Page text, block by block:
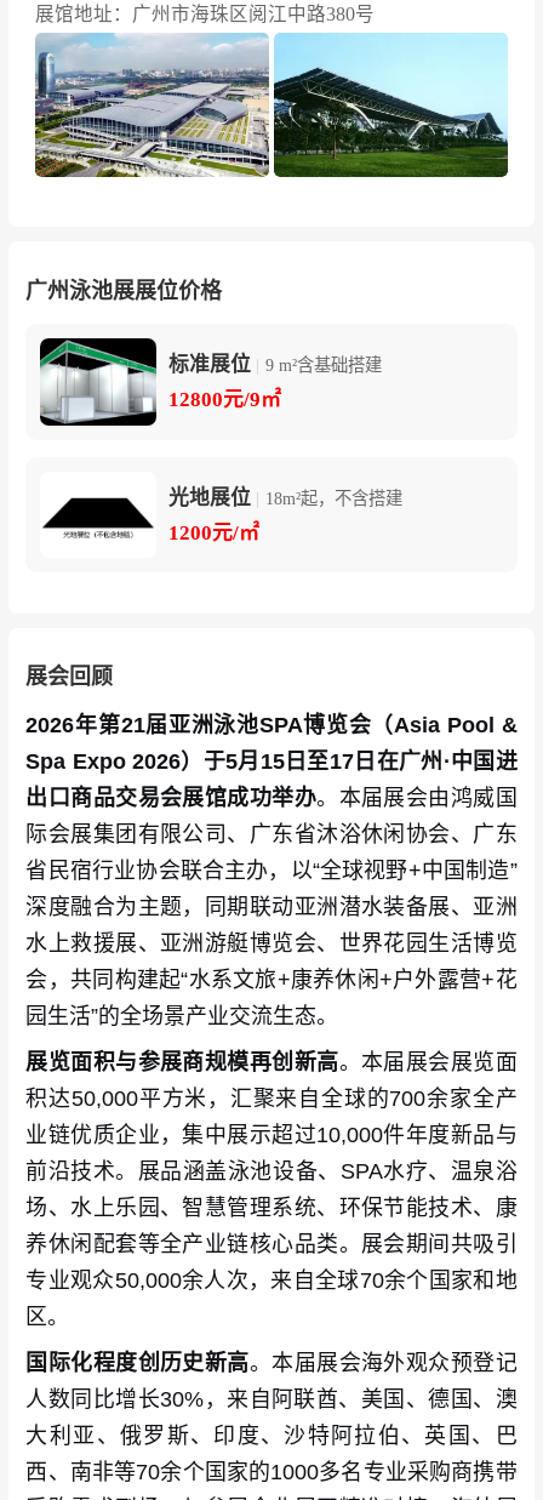
灯彩、莱格特、华信、沃菩、珠城、美康、浪
鲸、美池、沃科、奥利仕、特滤达、沃恩、新
创、伯纳、英瑞、格林泰科、尊禾、瀚涧、爱美
泰、北冰洋、博乐惠、雅华、汇斯顿、郑升、阿
法拉伐、水冠、浪霸、大环、伟韬、源越、瑞霖
国际品牌及海外展商：
C.、TREVI FABRICATION INC.、美国Pentair滨
特尔、美国HAYWARD亨沃、美国RHEEM瑞美、
DE、Aquarine、Crystal Blue Enterprises Inc.、B
ANBAS、爱得万（宁波）密封技术有限公司（美
展馆地址：广州市海珠区阅江中路380号
广州泳池展展位价格
标准展位 | 9 m²含基础搭建
12800元/9㎡
光地展位 | 18m²起，不含搭建
1200元/㎡
展会回顾
2026年第21届亚洲泳池SPA博览会（Asia Pool &
Spa Expo 2026）于5月15日至17日在广州·中国进
出口商品交易会展馆成功举办。本届展会由鸿威国
际会展集团有限公司、广东省沐浴休闲协会、广东
省民宿行业协会联合主办，以“全球视野+中国制造”
深度融合为主题，同期联动亚洲潜水装备展、亚洲
水上救援展、亚洲游艇博览会、世界花园生活博览
会，共同构建起“水系文旅+康养休闲+户外露营+花
园生活”的全场景产业交流生态。
展览面积与参展商规模再创新高。本届展会展览面
积达50,000平方米，汇聚来自全球的700余家全产
业链优质企业，集中展示超过10,000件年度新品与
前沿技术。展品涵盖泳池设备、SPA水疗、温泉浴
场、水上乐园、智慧管理系统、环保节能技术、康
养休闲配套等全产业链核心品类。展会期间共吸引
专业观众50,000余人次，来自全球70余个国家和地
区。
国际化程度创历史新高。本届展会海外观众预登记
人数同比增长30%，来自阿联酋、美国、德国、澳
大利亚、俄罗斯、印度、沙特阿拉伯、英国、巴
西、南非等70余个国家的1000多名专业采购商携带